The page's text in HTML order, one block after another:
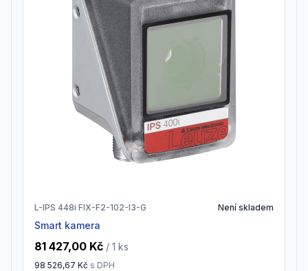
L-IPS 448i FIX-F2-102-I3-G Není skladem
Smart kamera
81 427,00 Kč / 1 ks
98 526,67 Kč s DPH